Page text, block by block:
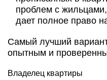
проблем с
дает полное право
Самый лучший
опытным и
Владелец квартиры